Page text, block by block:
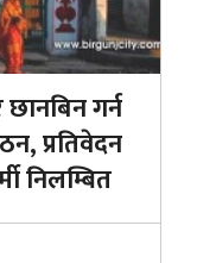
गर्न
प्रतिवेदन
निलम्बित